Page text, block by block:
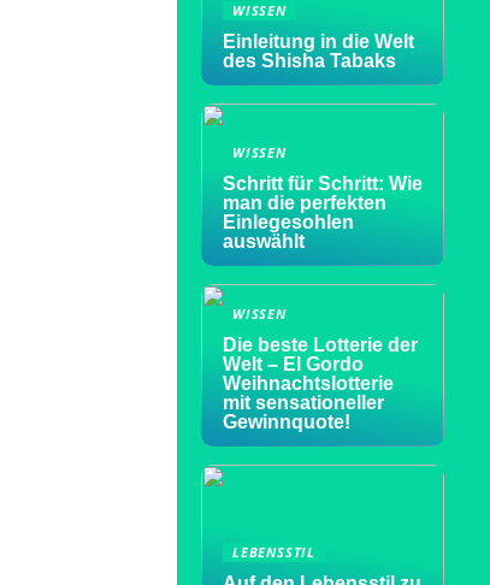
WISSEN
Einleitung in die Welt
des Shisha Tabaks
WISSEN
Schritt für Schritt: Wie
man die perfekten
Einlegesohlen
auswählt
WISSEN
Die beste Lotterie der
Welt – El Gordo
Weihnachtslotterie
mit sensationeller
Gewinnquote!
LEBENSSTIL